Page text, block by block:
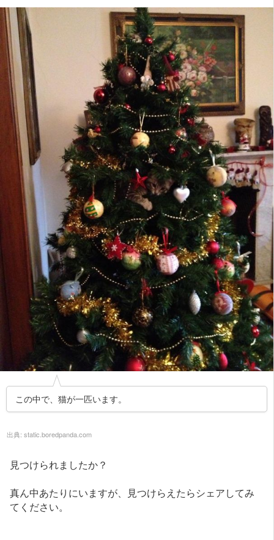
この中で、猫が一匹います。
出典: static.boredpanda.com
見つけられましたか？
真ん中あたりにいますが、見つけらえたらシェアしてみ
てください。